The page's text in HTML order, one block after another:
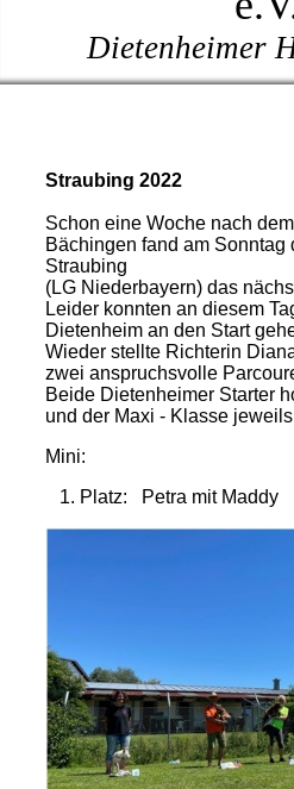
Dietenheimer
Straubing 2022
Schon eine Woche nach
Bächingen fand am Sonntag
Straubing
(LG Niederbayern) das
Leider konnten an diesem
Dietenheim an den Start
Wieder stellte Richterin
zwei anspruchsvolle
Beide Dietenheimer Starter
und der Maxi - Klasse
Mini:
1. Platz: Petra mit Maddy